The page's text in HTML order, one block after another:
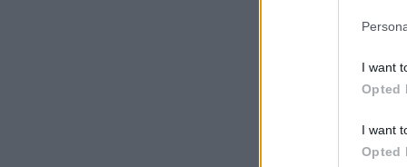
I want
Opted
I want
Opted
Comentário*